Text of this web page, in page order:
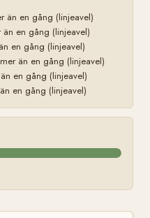
än en gång (linjeavel)
en gång (linjeavel)
en gång (linjeavel)
än en gång (linjeavel)
en gång (linjeavel)
en gång (linjeavel)